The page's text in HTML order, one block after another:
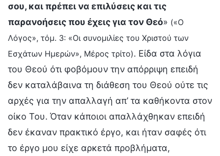
σου, και πρέπει να επιλύσεις και τις
παρανοήσεις που έχεις για τον Θεό» («Ο
Λόγος», τόμ. 3: «Οι συνομιλίες του Χριστού των
Εσχάτων Ημερών», Μέρος τρίτο). Είδα στα λόγια
του Θεού ότι φοβόμουν την απόρριψη επειδή
δεν καταλάβαινα τη διάθεση του Θεού ούτε τις
αρχές για την απαλλαγή απ’ τα καθήκοντα στον
οίκο Του. Όταν κάποιοι απαλλάχθηκαν επειδή
δεν έκαναν πρακτικό έργο, και ήταν σαφές ότι
το έργο μου είχε αρκετά προβλήματα,